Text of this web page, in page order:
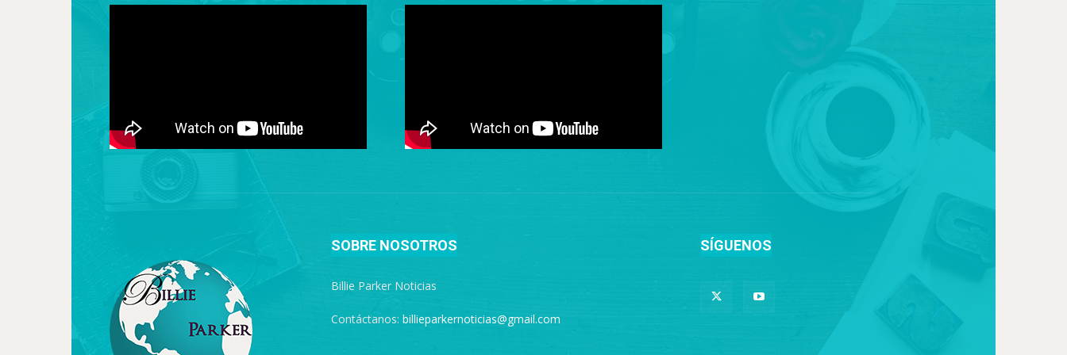
SOBRE NOSOTROS
Billie Parker Noticias
Contáctanos: billieparkernoticias@gmail.com
SÍGUENOS